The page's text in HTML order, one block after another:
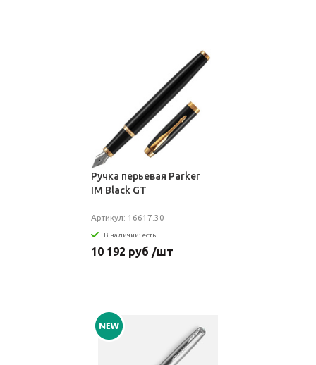
Ручка перьевая Parker
IM Black GT
Артикул: 16617.30
В наличии: есть
10 192 руб /шт